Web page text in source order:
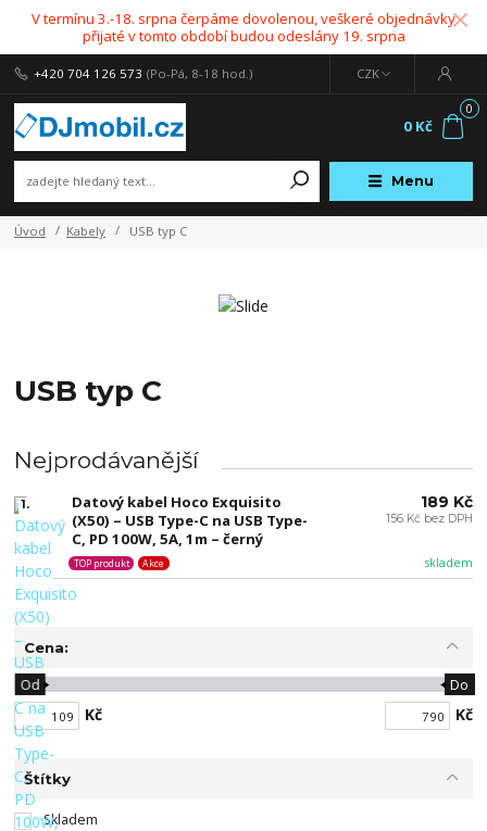
V termínu 3.-18. srpna čerpáme dovolenou, veškeré objednávky
přijaté v tomto období budou odeslány 19. srpna
Menu
CZK
+420 704 126 573 (Po-Pá, 8-18 hod.)
0
0 Kč
Úvod Kabely USB typ C
USB typ C
Nejprodávanější
1.
Datový kabel Hoco Exquisito
(X50) – USB Type-C na USB Type-
C, PD 100W, 5A, 1m – černý
skladem
TOP produkt Akce
189 Kč
156 Kč bez DPH
Cena:
Kč
Od Do
Kč
Štítky
Skladem